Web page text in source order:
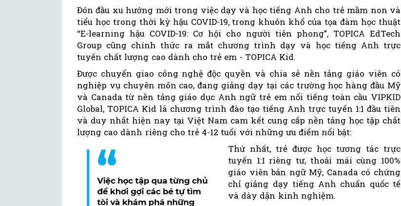
Đón đầu xu hướng mới trong việc dạy và học tiếng Anh cho trẻ mầm non và
tiểu học trong thời kỳ hậu COVID-19, trong khuôn khổ của tọa đàm học thuật
“E-learning hậu COVID-19: Cơ hội cho người tiên phong”, TOPICA EdTech
Group cũng chính thức ra mắt chương trình dạy và học tiếng Anh trực
tuyến chất lượng cao dành cho trẻ em - TOPICA Kid.
Được chuyển giao công nghệ độc quyền và chia sẻ nền tảng giáo viên có
nghiệp vụ chuyên môn cao, đang giảng dạy tại các trường học hàng đầu Mỹ
và Canada từ nền tảng giáo dục Anh ngữ trẻ em nổi tiếng toàn cầu VIPKID
Global, TOPICA Kid là chương trình đào tạo tiếng Anh trực tuyến 1:1 đầu tiên
và duy nhất hiện nay tại Việt Nam cam kết cung cấp nền tảng học tập chất
lượng cao dành riêng cho trẻ 4-12 tuổi với những ưu điểm nổi bật:
Thứ nhất, trẻ được học tương tác trực
tuyến 1:1 riêng tư, thoải mái cùng 100%
giáo viên bản ngữ Mỹ, Canada có chứng
chỉ giảng dạy tiếng Anh chuẩn quốc tế
và dày dặn kinh nghiệm.